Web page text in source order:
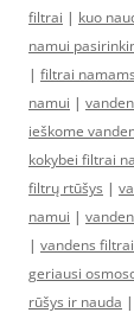
filtrai | kuo
namui
| filtrai namams
namui |
ieškome
kokybei filtrai
filtrų rtūšys |
namui |
| vandens
geriausi
rūšys ir nauda |